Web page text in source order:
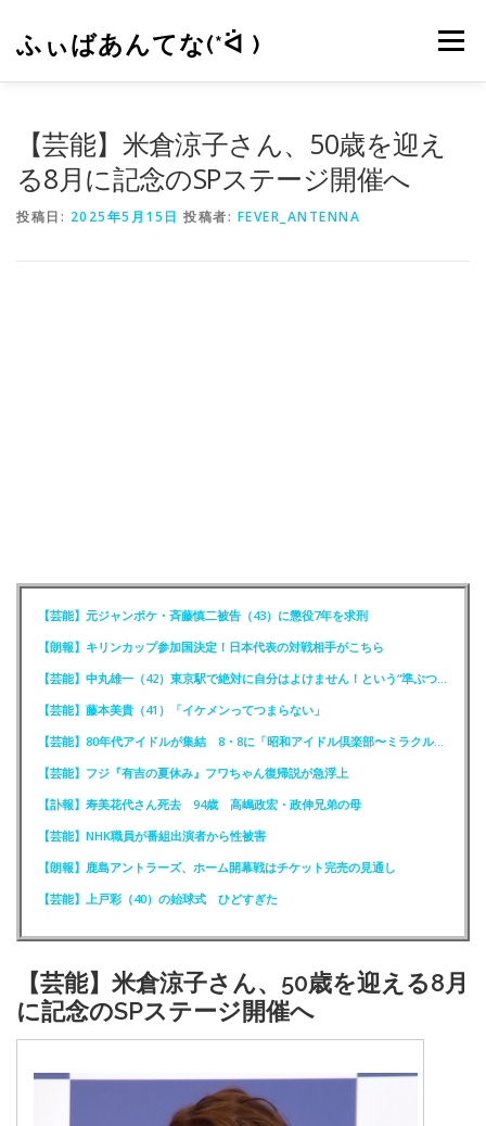
ふぃばあんてな(*ᐛ ) メニュー
【芸能】米倉涼子さん、50歳を迎え
る8月に記念のSPステージ開催へ
投稿日: 2025年5月15日 投稿者: FEVER_ANTENNA
【芸能】元ジャンポケ・斉藤慎二被告（43）に懲役7年を求刑
【朗報】キリンカップ参加国決定！日本代表の対戦相手がこちら
【芸能】中丸雄一（42）東京駅で絶対に自分はよけません！という“準ぶつかりおじさん”に遭遇
【芸能】藤本美貴（41）「イケメンってつまらない」
【芸能】80年代アイドルが集結 8・8に「昭和アイドル倶楽部〜ミラクル同窓会〜」を開催
【芸能】フジ『有吉の夏休み』フワちゃん復帰説が急浮上
【訃報】寿美花代さん死去 94歳 高嶋政宏・政伸兄弟の母
【芸能】NHK職員が番組出演者から性被害
【朗報】鹿島アントラーズ、ホーム開幕戦はチケット完売の見通し
【芸能】上戸彩（40）の始球式 ひどすぎた
【芸能】米倉涼子さん、50歳を迎える8月
に記念のSPステージ開催へ